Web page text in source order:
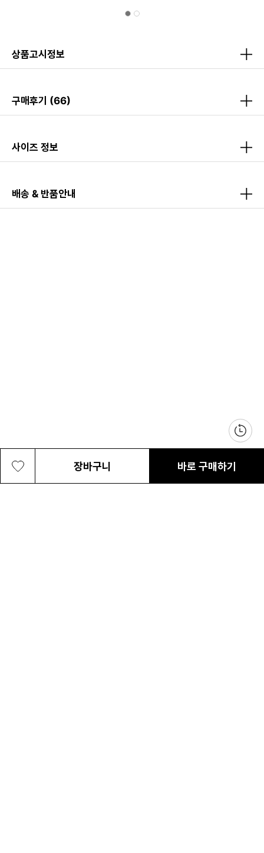
상품고시정보
구매후기 (66)
사이즈 정보
배송 & 반품안내
장바구니 바로 구매하기